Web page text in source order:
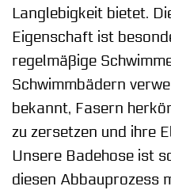
Langlebigkeit bietet.
Eigenschaft ist
regelmäßige
Schwimmbädern
bekannt, Fasern
zu zersetzen und ihre
Unsere Badehose ist
diesen Abbauprozess